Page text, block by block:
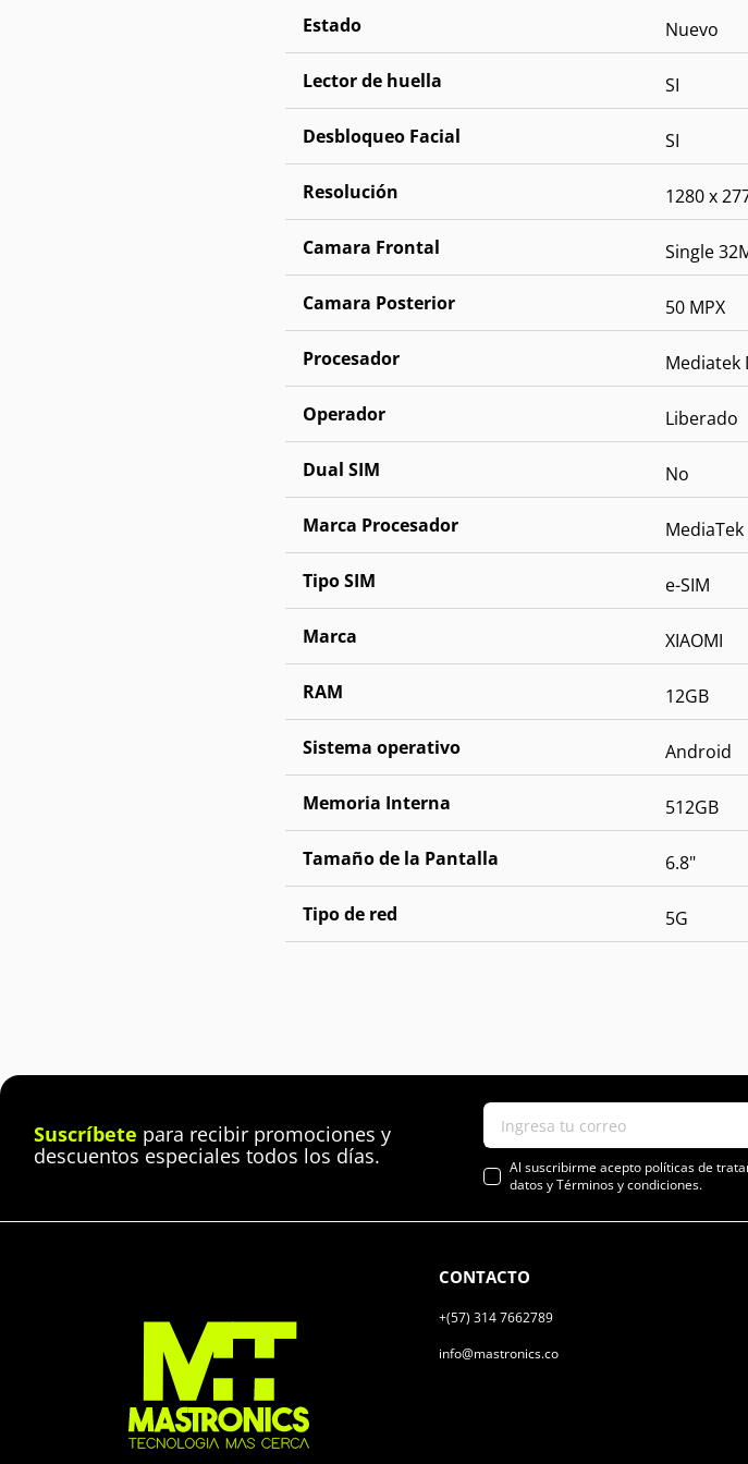
Estado Nuevo
Lector de huella SI
Desbloqueo Facial SI
Resolución 1280 x
Camara Frontal Single
Camara Posterior 50 MPX
Procesador Mediatek
Operador Liberado
Dual SIM No
Marca Procesador
Tipo SIM e-SIM
Marca XIAOMI
RAM 12GB
Sistema operativo Android
Memoria Interna 512GB
Tamaño de la Pantalla 6.8"
Tipo de red 5G
Suscríbete para recibir promociones y
descuentos especiales todos los días.
Al suscribirme acepto políticas de
datos y Términos y condiciones.
CONTACTO
+(57) 314 7662789
info@mastronics.co